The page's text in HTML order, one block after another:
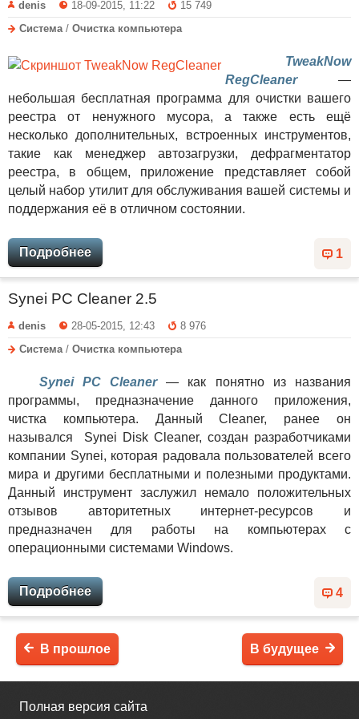
denis 18-09-2015, 11:22
15 749
Система / Очистка компьютера
TweakNow
RegCleaner—
небольшая бесплатная программа для очистки вашего
реестра от ненужного мусора, а также есть ещё
несколько дополнительных, встроенных инструментов,
такие как менеджер автозагрузки, дефрагментатор
реестра, в общем, приложение представляет собой
целый набор утилит для обслуживания вашей системы и
поддержания её в отличном состоянии.
1
Подробнее
Synei PC Cleaner 2.5
denis 28-05-2015, 12:43
8 976
Система/ Очистка компьютера
Synei PC Cleaner— как понятно из названия
программы, предназначение данного приложения,
чистка компьютера. Данный Cleaner, ранее он
назывался Synei Disk Cleaner, создан разработчиками
компании Synei, которая радовала пользователей всего
мира и другими бесплатными и полезными продуктами.
Данный инструмент заслужил немало положительных
отзывов авторитетных интернет-ресурсов и
предназначен для работы на компьютерах с
операционными системами Windows.
4
Подробнее
В будущее
В прошлое
Полная версия сайта